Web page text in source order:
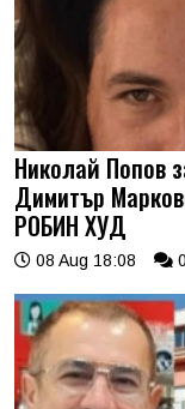
Николай Попов
Димитър
РОБИН ХУД
08 Aug 18:08 0